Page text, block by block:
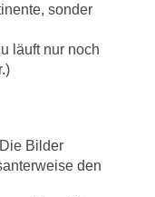
sonder
läuft nur noch
Bilder
den